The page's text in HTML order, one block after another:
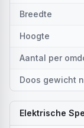
Breedte
Hoogte
Aantal per
Doos gewicht
Elektrische